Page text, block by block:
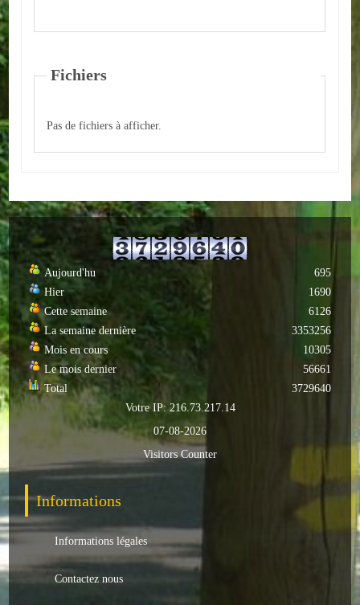
Loisirs et animations
Parents d'élèves
Autres
ENTREPRISES
L'agriculture
Capitale du chrysanthème
Nos entreprises
Transports
Hotels/Restaurants
Garages
Fichiers
Pas de fichiers à afficher.
Aujourd'hu
Hier
Cette semaine
La semaine dernière
Mois en cours
Le mois dernier
Total
695
1690
6126
3353256
10305
56661
3729640
Votre IP: 216.73.217.14
07-08-2026
Visitors Counter
Informations
Informations légales
Contactez nous